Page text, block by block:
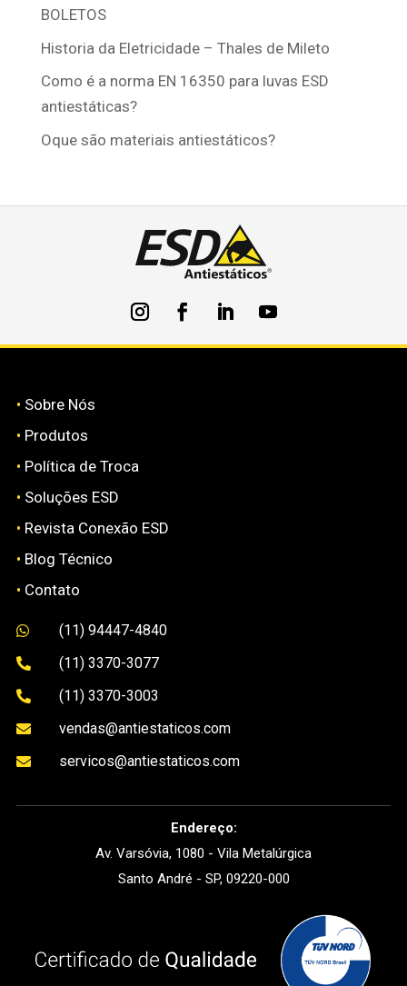
BOLETOS
Historia da Eletricidade – Thales de Mileto
Como é a norma EN 16350 para luvas ESD
antiestáticas?
Oque são materiais antiestáticos?
• Sobre Nós
• Produtos
• Política de Troca
• Soluções ESD
• Revista Conexão ESD
• Blog Técnico
• Contato
 (11) 94447-4840
 (11) 3370-3077
 (11) 3370-3003
 vendas@antiestaticos.com
 servicos@antiestaticos.com
Endereço:
Av. Varsóvia, 1080 - Vila Metalúrgica
Santo André - SP, 09220-000